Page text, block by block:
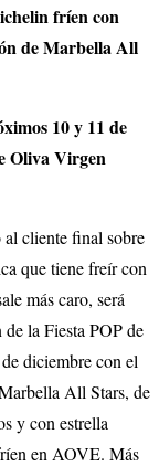
fríen con
de Marbella All
10 y 11 de
Oliva Virgen
cliente final sobre
que tiene freír con
más caro, será
la Fiesta POP de
diciembre con el
All Stars, de
y con estrella
en AOVE. Más